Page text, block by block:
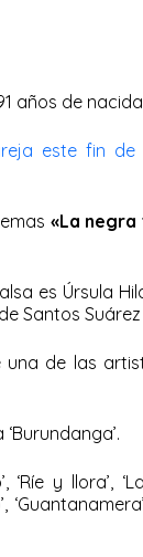
años de
este fin de
«La
es Úrsula
Santos
una de las
y llora’,